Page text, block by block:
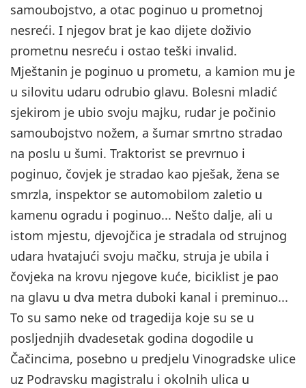
samoubojstvo, a otac poginuo u prometnoj
nesreći. I njegov brat je kao dijete doživio
prometnu nesreću i ostao teški invalid.
Mještanin je poginuo u prometu, a kamion mu je
u silovitu udaru odrubio glavu. Bolesni mladić
sjekirom je ubio svoju majku, rudar je počinio
samoubojstvo nožem, a šumar smrtno stradao
na poslu u šumi. Traktorist se prevrnuo i
poginuo, čovjek je stradao kao pješak, žena se
smrzla, inspektor se automobilom zaletio u
kamenu ogradu i poginuo... Nešto dalje, ali u
istom mjestu, djevojčica je stradala od strujnog
udara hvatajući svoju mačku, struja je ubila i
čovjeka na krovu njegove kuće, biciklist je pao
na glavu u dva metra duboki kanal i preminuo...
To su samo neke od tragedija koje su se u
posljednjih dvadesetak godina dogodile u
Čačincima, posebno u predjelu Vinogradske ulice
uz Podravsku magistralu i okolnih ulica u